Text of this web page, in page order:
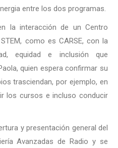
entre los dos programas.
la interacción de un Centro
como es CARSE, con la
equidad e inclusión que
quien espera confirmar su
trasciendan, por ejemplo, en
los cursos e incluso conducir
y presentación general del
Avanzadas de Radio y se